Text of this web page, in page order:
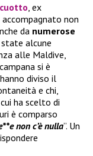
, ex
non
da numerose
state alcune
alle Maldive,
si è
diviso il
e chi,
ha scelto di
è comparso
non c’è nulla”. Un